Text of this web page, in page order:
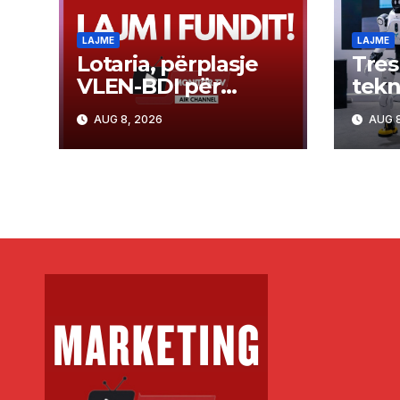
LAJME
Lotaria, përplasje
VLEN-BDI për
hetimin ndaj Grubit
AUG 8, 2026
LAJME
AUG